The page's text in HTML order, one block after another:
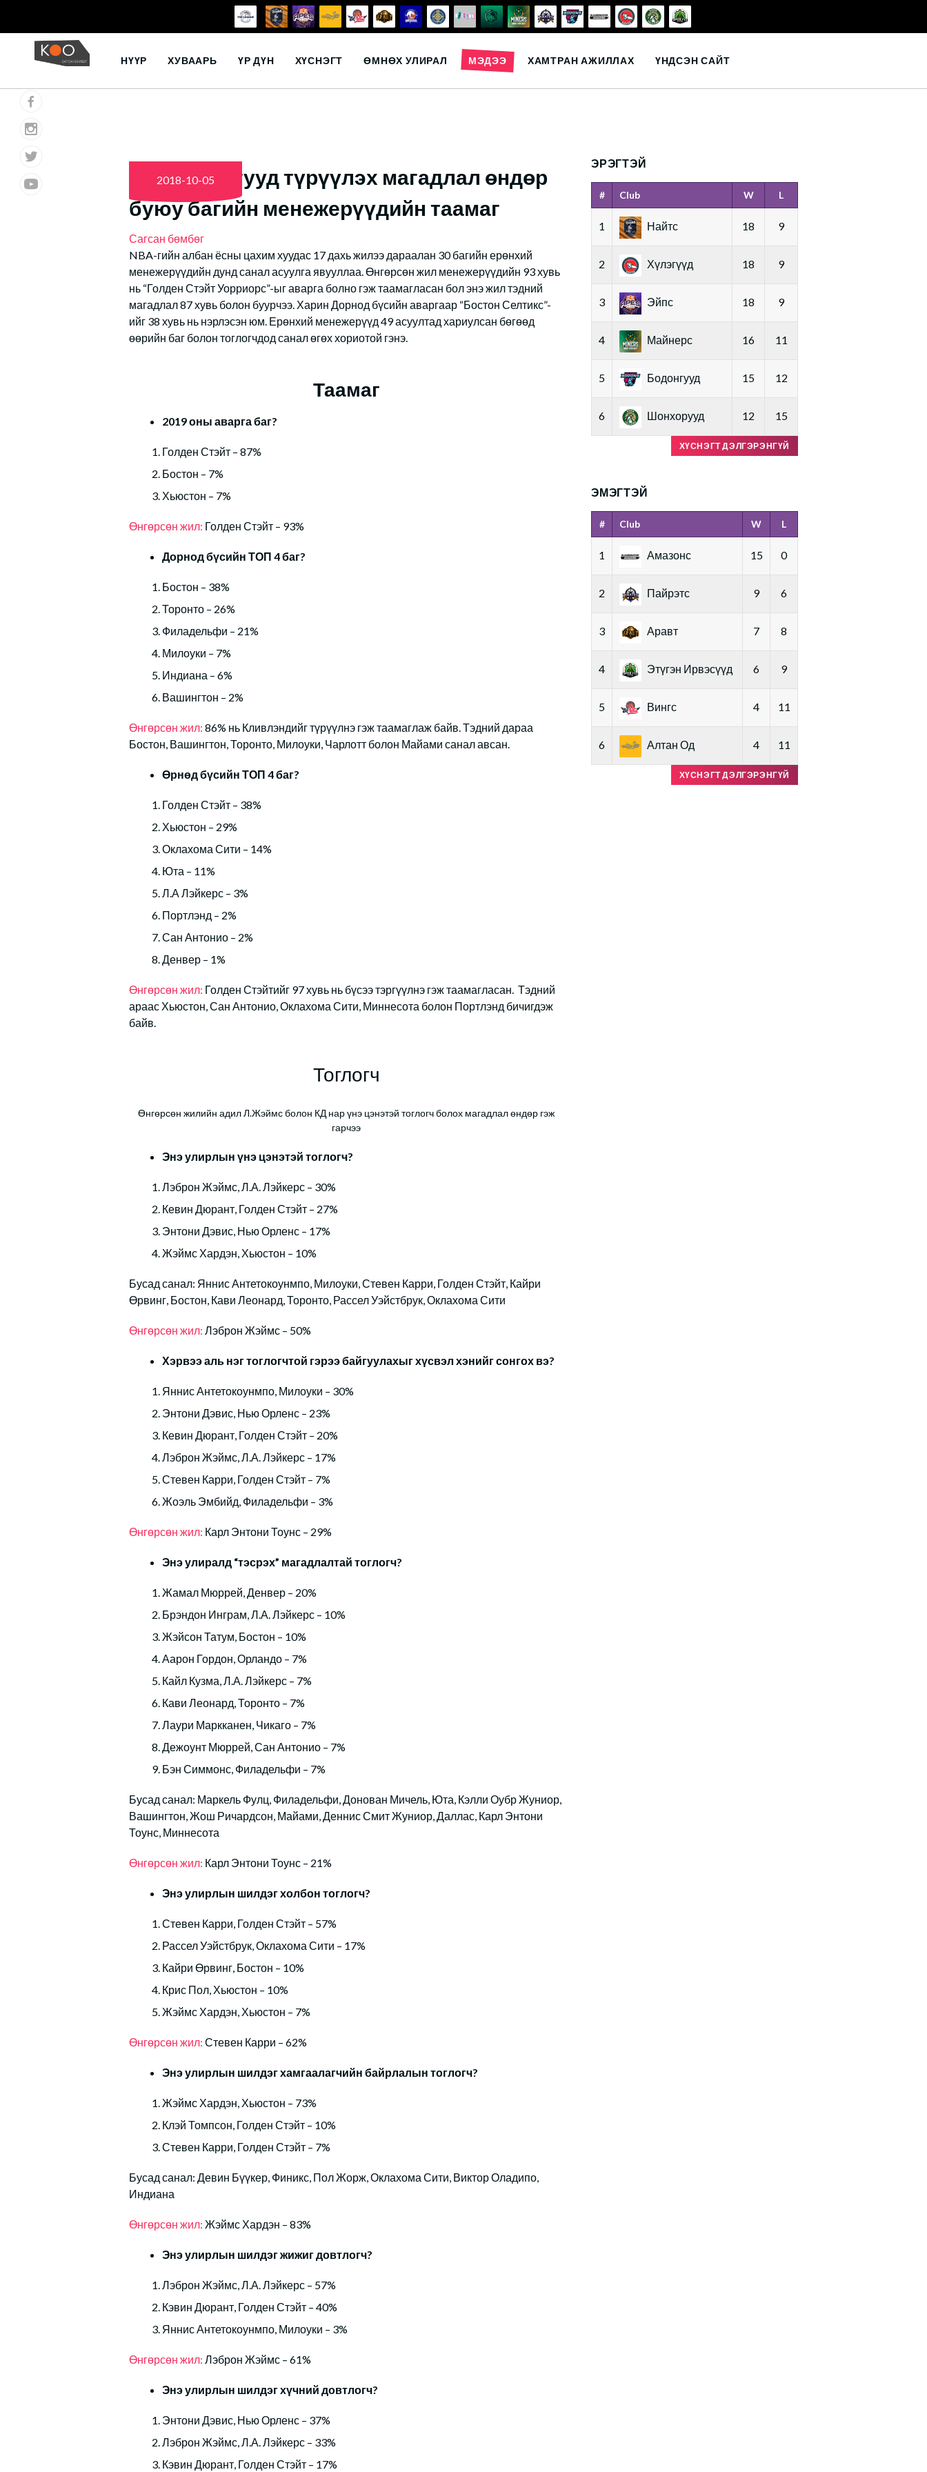
НҮҮР ХУВААРЬ ҮР ДҮН ХҮСНЭГТ ӨМНӨХ УЛИРАЛ МЭДЭЭ ХАМТРАН АЖИЛЛАХ ҮНДСЭН САЙТ
NBA: Аваргууд түрүүлэх магадлал өндөр
буюу багийн менежерүүдийн таамаг
Сагсан бөмбөг
2018-10-05
NBA-гийн албан ёсны цахим хуудас 17 дахь жилээ дараалан 30 багийн ерөнхий
менежерүүдийн дунд санал асуулга явууллаа. Өнгөрсөн жил менежерүүдийн 93 хувь
нь “Голден Стэйт Уорриорс”-ыг аварга болно гэж таамагласан бол энэ жил тэдний
магадлал 87 хувь болон буурчээ. Харин Дорнод бүсийн аваргаар “Бостон Селтикс”-
ийг 38 хувь нь нэрлэсэн юм. Ерөнхий менежерүүд 49 асуултад хариулсан бөгөөд
өөрийн баг болон тоглогчдод санал өгөх хориотой гэнэ.
Таамаг
2019 оны аварга баг?
Голден Стэйт – 87%
Бостон – 7%
Хьюстон – 7%
Өнгөрсөн жил: Голден Стэйт – 93%
Дорнод бүсийн ТОП 4 баг?
Бостон – 38%
Торонто – 26%
Филадельфи – 21%
Милоуки – 7%
Индиана – 6%
Вашингтон – 2%
Өнгөрсөн жил: 86% нь Кливлэндийг түрүүлнэ гэж таамаглаж байв. Тэдний дараа
Бостон, Вашингтон, Торонто, Милоуки, Чарлотт болон Майами санал авсан.
Өрнөд бүсийн ТОП 4 баг?
Голден Стэйт – 38%
Хьюстон – 29%
Оклахома Сити – 14%
Юта – 11%
Л.А Лэйкерс – 3%
Портлэнд – 2%
Сан Антонио – 2%
Денвер – 1%
Өнгөрсөн жил: Голден Стэйтийг 97 хувь нь бүсээ тэргүүлнэ гэж таамагласан. Тэдний
араас Хьюстон, Сан Антонио, Оклахома Сити, Миннесота болон Портлэнд бичигдэж
байв.
Тоглогч
Өнгөрсөн жилийн адил Л.Жэймс болон КД нар үнэ цэнэтэй тоглогч болох магадлал өндөр гэж
гарчээ
Энэ улирлын үнэ цэнэтэй тоглогч?
Лэброн Жэймс, Л.А. Лэйкерс – 30%
Кевин Дюрант, Голден Стэйт – 27%
Энтони Дэвис, Нью Орленс – 17%
Жэймс Хардэн, Хьюстон – 10%
Бусад санал: Яннис Антетокоунмпо, Милоуки, Стевен Карри, Голден Стэйт, Кайри
Өрвинг, Бостон, Кави Леонард, Торонто, Рассел Уэйстбрук, Оклахома Сити
Өнгөрсөн жил: Лэброн Жэймс – 50%
Хэрвээ аль нэг тоглогчтой гэрээ байгуулахыг хүсвэл хэнийг сонгох вэ?
Яннис Антетокоунмпо, Милоуки – 30%
Энтони Дэвис, Нью Орленс – 23%
Кевин Дюрант, Голден Стэйт – 20%
Лэброн Жэймс, Л.А. Лэйкерс – 17%
Стевен Карри, Голден Стэйт – 7%
Жоэль Эмбийд, Филадельфи – 3%
Өнгөрсөн жил: Карл Энтони Тоунс – 29%
Энэ улиралд “тэсрэх” магадлалтай тоглогч?
Жамал Мюррей, Денвер – 20%
Брэндон Инграм, Л.А. Лэйкерс – 10%
Жэйсон Татум, Бостон – 10%
Аарон Гордон, Орландо – 7%
Кайл Кузма, Л.А. Лэйкерс – 7%
Кави Леонард, Торонто – 7%
Лаури Маркканен, Чикаго – 7%
Дежоунт Мюррей, Сан Антонио – 7%
Бэн Симмонс, Филадельфи – 7%
Бусад санал: Маркель Фулц, Филадельфи, Донован Мичель, Юта, Кэлли Оубр Жуниор,
Вашингтон, Жош Ричардсон, Майами, Деннис Смит Жуниор, Даллас, Карл Энтони
Тоунс, Миннесота
Өнгөрсөн жил: Карл Энтони Тоунс – 21%
Энэ улирлын шилдэг холбон тоглогч?
Стевен Карри, Голден Стэйт – 57%
Рассел Уэйстбрук, Оклахома Сити – 17%
Кайри Өрвинг, Бостон – 10%
Крис Пол, Хьюстон – 10%
Жэймс Хардэн, Хьюстон – 7%
Өнгөрсөн жил: Стевен Карри – 62%
Энэ улирлын шилдэг хамгаалагчийн байрлалын тоглогч?
Жэймс Хардэн, Хьюстон – 73%
Клэй Томпсон, Голден Стэйт – 10%
Стевен Карри, Голден Стэйт – 7%
Бусад санал: Девин Бүүкер, Финикс, Пол Жорж, Оклахома Сити, Виктор Оладипо,
Индиана
Өнгөрсөн жил: Жэймс Хардэн – 83%
Энэ улирлын шилдэг жижиг довтлогч?
Лэброн Жэймс, Л.А. Лэйкерс – 57%
Кэвин Дюрант, Голден Стэйт – 40%
Яннис Антетокоунмпо, Милоуки – 3%
Өнгөрсөн жил: Лэброн Жэймс – 61%
Энэ улирлын шилдэг хүчний довтлогч?
Энтони Дэвис, Нью Орленс – 37%
Лэброн Жэймс, Л.А. Лэйкерс – 33%
Кэвин Дюрант, Голден Стэйт – 17%
ЭРЭГТЭЙ
# Club W L
1 Найтс 18 9
2 Хүлэгүүд 18 9
3 Эйпс 18 9
4 Майнерс 16 11
5 Бодонгууд 15 12
6 Шонхорууд 12 15
ХҮСНЭГТ ДЭЛГЭРЭНГҮЙ
ЭМЭГТЭЙ
# Club W L
1 Амазонс 15 0
2 Пайрэтс 9 6
3 Аравт 7 8
4 Этүгэн Ирвэсүүд 6 9
5 Вингс 4 11
6 Алтан Од 4 11
ХҮСНЭГТ ДЭЛГЭРЭНГҮЙ